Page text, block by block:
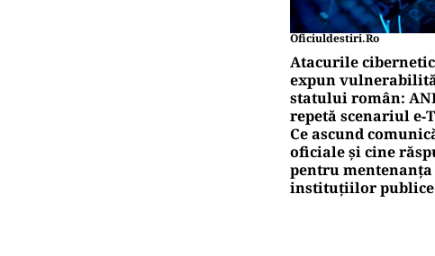
Oficiuldestiri.ro
Atacurile
expun
statului român:
repetă scenariul
Ce ascund
oficiale și cine
pentru mentenanța
instituțiilor publice